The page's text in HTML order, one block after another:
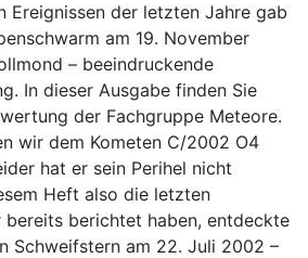
Ereignissen der letzten Jahre gab
am 19. November
– beeindruckende
In dieser Ausgabe finden Sie
der Fachgruppe Meteore.
wir dem Kometen C/2002 O4
hat er sein Perihel nicht
Heft also die letzten
bereits berichtet haben, entdeckte
Schweifstern am 22. Juli 2002 –